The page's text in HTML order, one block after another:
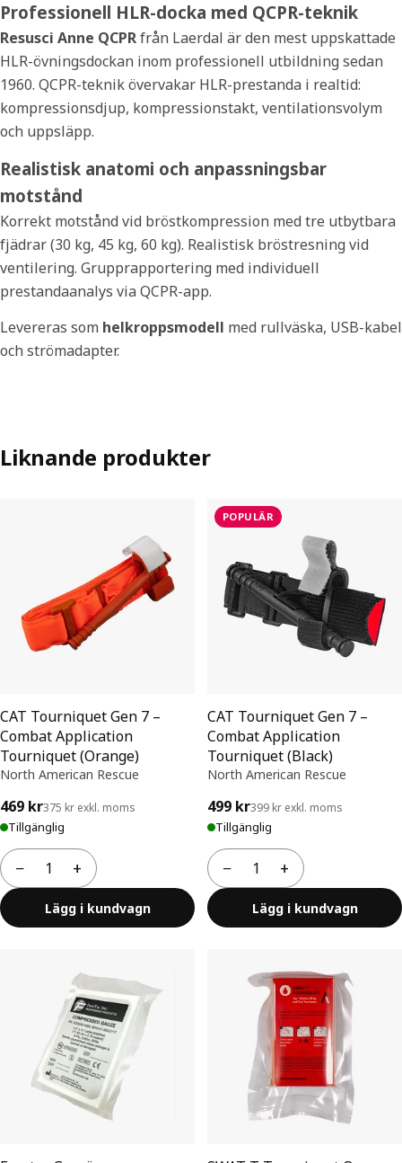
Professionell HLR-docka med QCPR-teknik
Resusci Anne QCPRfrån Laerdal är den mest uppskattade
HLR-övningsdockan inom professionell utbildning sedan
1960. QCPR-teknik övervakar HLR-prestanda i realtid:
kompressionsdjup, kompressionstakt, ventilationsvolym
och uppsläpp.
Realistisk anatomi och anpassningsbar
motstånd
Korrekt motstånd vid bröstkompression med tre utbytbara
fjädrar (30 kg, 45 kg, 60 kg). Realistisk bröstresning vid
ventilering. Grupprapportering med individuell
prestandaanalys via QCPR-app.
Levereras som helkroppsmodell med rullväska, USB-kabel
och strömadapter.
Liknande produkter
CAT Tourniquet Gen 7 –
Combat Application
Tourniquet (Orange)
North American Rescue
469 kr375 kr exkl. moms
Tillgänglig
−
Antal +
Lägg i kundvagn
POPULÄR
CAT Tourniquet Gen 7 –
Combat Application
Tourniquet (Black)
North American Rescue
499 kr399 kr exkl. moms
Tillgänglig
−
Antal +
Lägg i kundvagn